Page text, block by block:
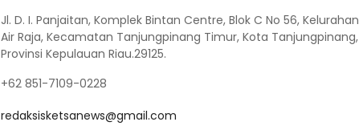
Jl. D. I. Panjaitan, Komplek Bintan Centre, Blok C No 56, Kelurahan
Air Raja, Kecamatan Tanjungpinang Timur, Kota Tanjungpinang,
Provinsi Kepulauan Riau.29125.
+62 851-7109-0228
redaksisketsanews@gmail.com